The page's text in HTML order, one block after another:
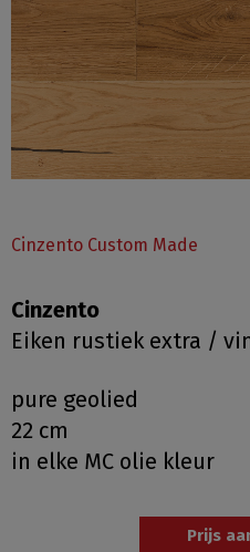
Cinzento Custom Made
Cinzento
Eiken rustiek extra /
pure geolied
22 cm
in elke MC olie kleur
Prijs